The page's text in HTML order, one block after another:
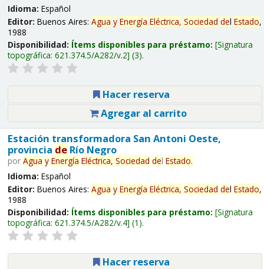
Idioma: Español
Editor: Buenos Aires: Agua y Energía Eléctrica, Sociedad del Estado,
1988
Disponibilidad: Ítems disponibles para préstamo: Signatura
topográfica: 621.374.5/A282/v.2 (3).
Hacer reserva
Agregar al carrito
Estación transformadora San Antoni Oeste,
provincia deRío Negro
por Agua y Energía Eléctrica, Sociedad del Estado.
Idioma: Español
Editor: Buenos Aires: Agua y Energía Eléctrica, Sociedad del Estado,
1988
Disponibilidad: Ítems disponibles para préstamo: Signatura
topográfica: 621.374.5/A282/v.4 (1).
Hacer reserva